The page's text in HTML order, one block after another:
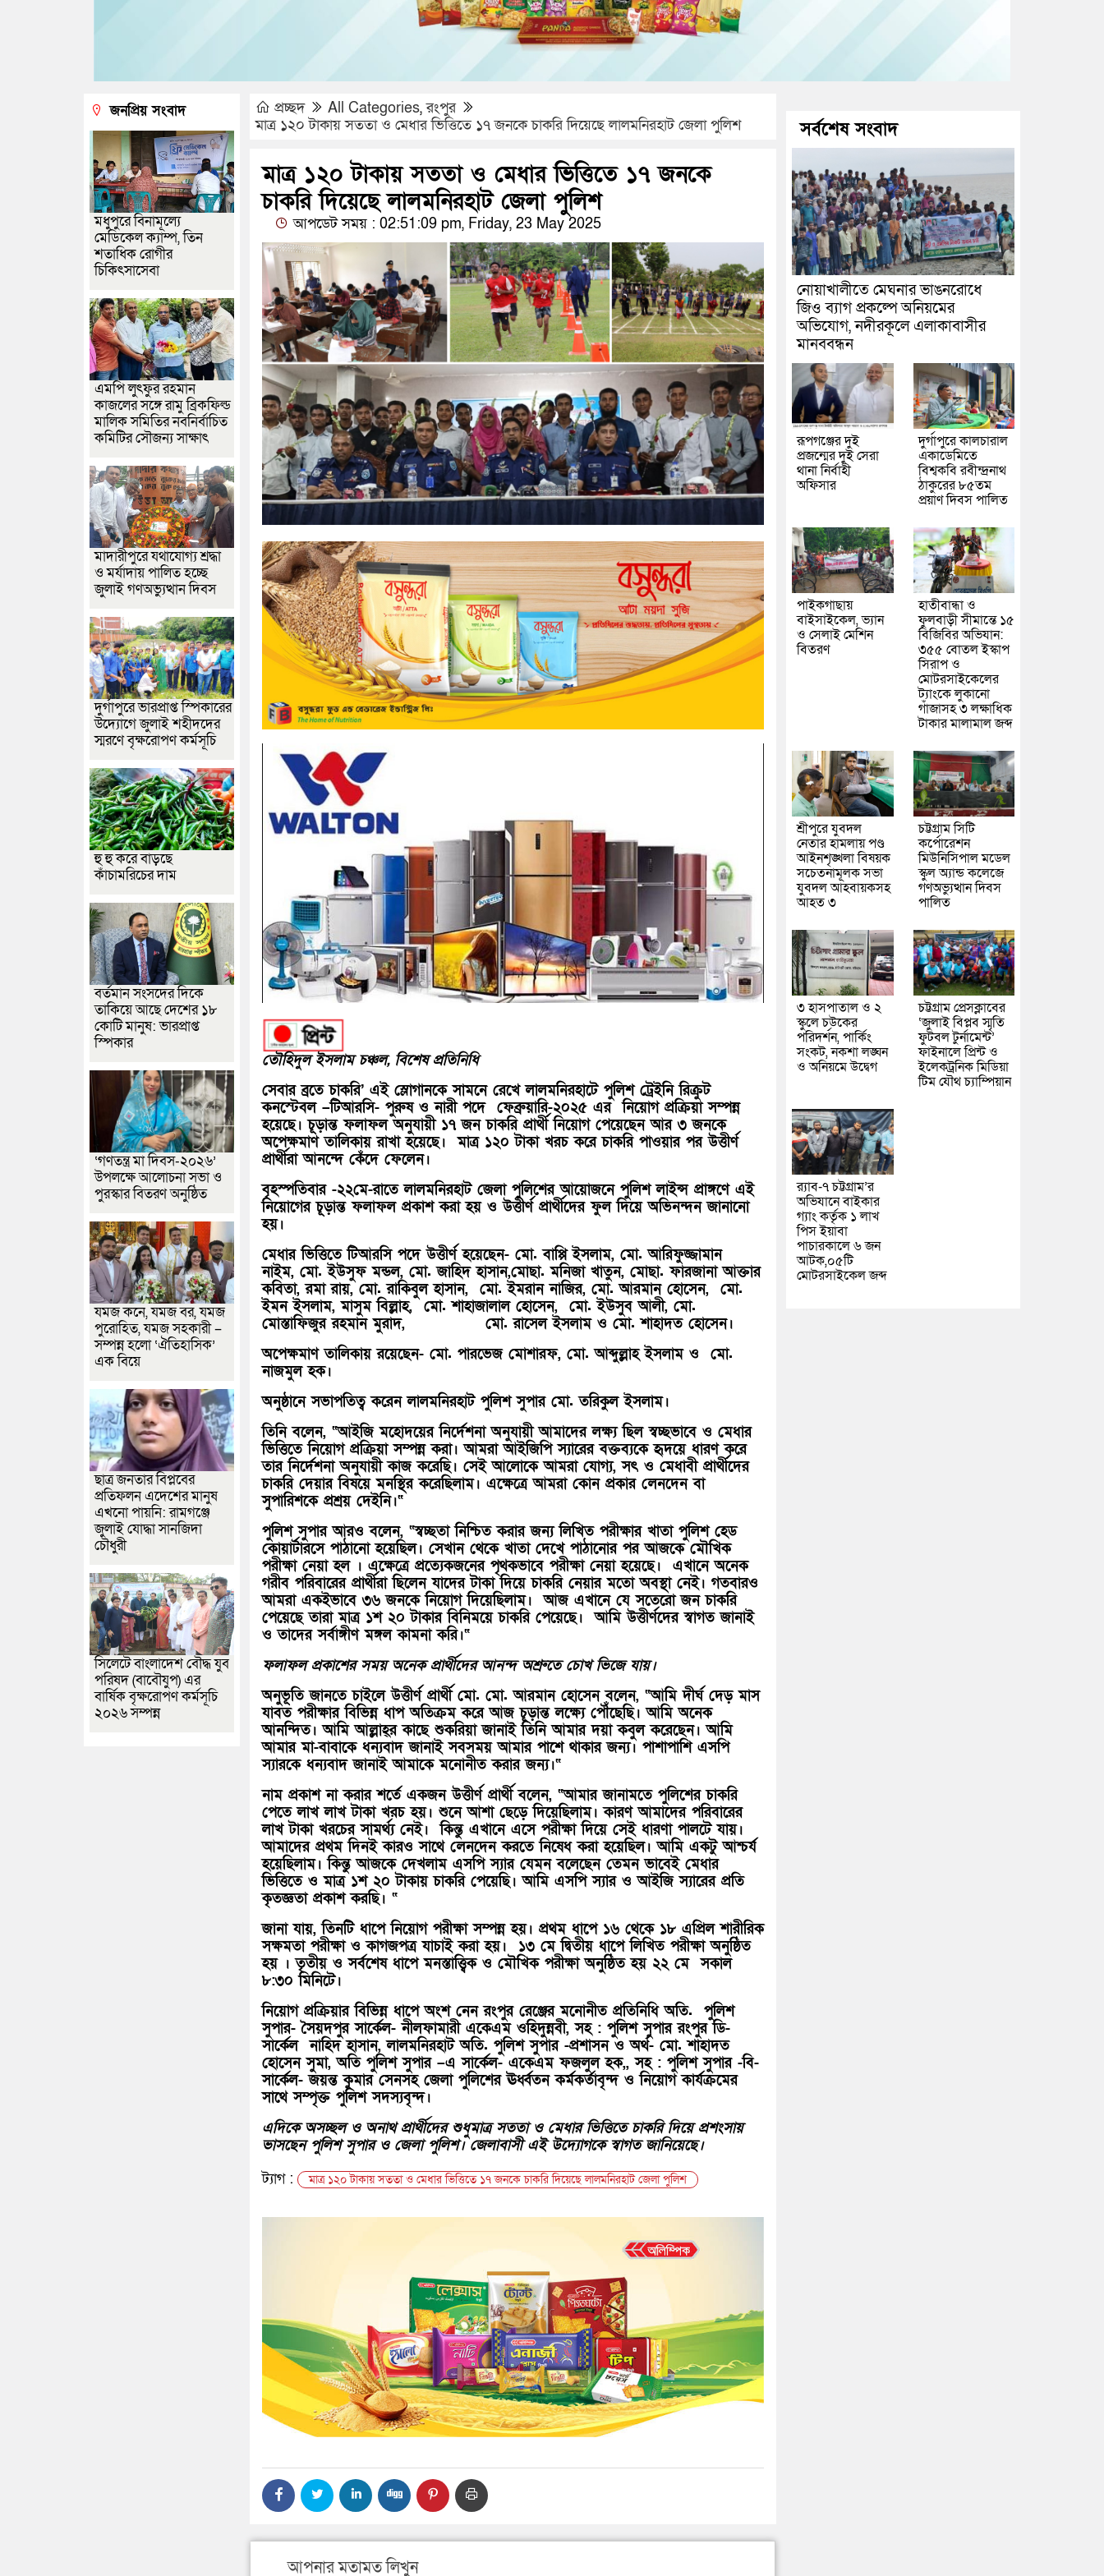
প্রচ্ছদ All Categories,রংপুর
মাত্র ১২০ টাকায় সততা ও মেধার ভিত্তিতে ১৭ জনকে চাকরি দিয়েছে লালমনিরহাট জেলা পুলিশ
মাত্র ১২০ টাকায় সততা ও মেধার ভিত্তিতে ১৭ জনকে
চাকরি দিয়েছে লালমনিরহাট জেলা পুলিশ
আপডেট সময় : 02:51:09 pm, Friday, 23 May 2025
তৌহিদুল ইসলাম চঞ্চল, বিশেষ প্রতিনিধি
সেবার ব্রতে চাকরি’ এই স্লোগানকে সামনে রেখে লালমনিরহাটে পুলিশ ট্রেইনি রিক্রুট
কনস্টেবল –টিআরসি- পুরুষ ও নারী পদে ফেব্রুয়ারি-২০২৫ এর নিয়োগ প্রক্রিয়া সম্পন্ন
হয়েছে। চূড়ান্ত ফলাফল অনুযায়ী ১৭ জন চাকরি প্রার্থী নিয়োগ পেয়েছেন আর ৩ জনকে
অপেক্ষমাণ তালিকায় রাখা হয়েছে। মাত্র ১২০ টাকা খরচ করে চাকরি পাওয়ার পর উত্তীর্ণ
প্রার্থীরা আনন্দে কেঁদে ফেলেন।
বৃহস্পতিবার -২২মে-রাতে লালমনিরহাট জেলা পুলিশের আয়োজনে পুলিশ লাইন্স প্রাঙ্গণে এই
নিয়োগের চূড়ান্ত ফলাফল প্রকাশ করা হয় ও উত্তীর্ণ প্রার্থীদের ফুল দিয়ে অভিনন্দন জানানো
হয়।
মেধার ভিত্তিতে টিআরসি পদে উত্তীর্ণ হয়েছেন- মো. বাপ্পি ইসলাম, মো. আরিফুজ্জামান
নাইম, মো. ইউসুফ মন্ডল, মো. জাহিদ হাসান,মোছা. মনিজা খাতুন, মোছা. ফারজানা আক্তার
কবিতা, রমা রায়, মো. রাকিবুল হাসান, মো. ইমরান নাজির, মো. আরমান হোসেন, মো.
ইমন ইসলাম, মাসুম বিল্লাহ, মো. শাহাজালাল হোসেন, মো. ইউসুব আলী, মো.
মোস্তাফিজুর রহমান মুরাদ, মো. রাসেল ইসলাম ও মো. শাহাদত হোসেন।
অপেক্ষমাণ তালিকায় রয়েছেন- মো. পারভেজ মোশারফ, মো. আব্দুল্লাহ ইসলাম ও মো.
নাজমুল হক।
অনুষ্ঠানে সভাপতিত্ব করেন লালমনিরহাট পুলিশ সুপার মো. তরিকুল ইসলাম।
তিনি বলেন, “আইজি মহোদয়ের নির্দেশনা অনুযায়ী আমাদের লক্ষ্য ছিল স্বচ্ছভাবে ও মেধার
ভিত্তিতে নিয়োগ প্রক্রিয়া সম্পন্ন করা। আমরা আইজিপি স্যারের বক্তব্যকে হৃদয়ে ধারণ করে
তার নির্দেশনা অনুযায়ী কাজ করেছি। সেই আলোকে আমরা যোগ্য, সৎ ও মেধাবী প্রার্থীদের
চাকরি দেয়ার বিষয়ে মনস্থির করেছিলাম। এক্ষেত্রে আমরা কোন প্রকার লেনদেন বা
সুপারিশকে প্রশ্রয় দেইনি।“
পুলিশ সুপার আরও বলেন, “স্বচ্ছতা নিশ্চিত করার জন্য লিখিত পরীক্ষার খাতা পুলিশ হেড
কোয়ার্টারসে পাঠানো হয়েছিল। সেখান থেকে খাতা দেখে পাঠানোর পর আজকে মৌখিক
পরীক্ষা নেয়া হল । এক্ষেত্রে প্রত্যেকজনের পৃথকভাবে পরীক্ষা নেয়া হয়েছে। এখানে অনেক
গরীব পরিবারের প্রার্থীরা ছিলেন যাদের টাকা দিয়ে চাকরি নেয়ার মতো অবস্থা নেই। গতবারও
আমরা একইভাবে ৩৬ জনকে নিয়োগ দিয়েছিলাম। আজ এখানে যে সতেরো জন চাকরি
পেয়েছে তারা মাত্র ১শ ২০ টাকার বিনিময়ে চাকরি পেয়েছে। আমি উত্তীর্ণদের স্বাগত জানাই
ও তাদের সর্বাঙ্গীণ মঙ্গল কামনা করি।“
ফলাফল প্রকাশের সময় অনেক প্রার্থীদের আনন্দ অশ্রুতে চোখ ভিজে যায়।
অনুভূতি জানতে চাইলে উত্তীর্ণ প্রার্থী মো. মো. আরমান হোসেন বলেন, “আমি দীর্ঘ দেড় মাস
যাবত পরীক্ষার বিভিন্ন ধাপ অতিক্রম করে আজ চূড়ান্ত লক্ষ্যে পৌঁছেছি। আমি অনেক
আনন্দিত। আমি আল্লাহ্‌র কাছে শুকরিয়া জানাই তিনি আমার দয়া কবুল করেছেন। আমি
আমার মা-বাবাকে ধন্যবাদ জানাই সবসময় আমার পাশে থাকার জন্য। পাশাপাশি এসপি
স্যারকে ধন্যবাদ জানাই আমাকে মনোনীত করার জন্য।“
নাম প্রকাশ না করার শর্তে একজন উত্তীর্ণ প্রার্থী বলেন, “আমার জানামতে পুলিশের চাকরি
পেতে লাখ লাখ টাকা খরচ হয়। শুনে আশা ছেড়ে দিয়েছিলাম। কারণ আমাদের পরিবারের
লাখ টাকা খরচের সামর্থ্য নেই। কিন্তু এখানে এসে পরীক্ষা দিয়ে সেই ধারণা পালটে যায়।
আমাদের প্রথম দিনই কারও সাথে লেনদেন করতে নিষেধ করা হয়েছিল। আমি একটু আশ্চর্য
হয়েছিলাম। কিন্তু আজকে দেখলাম এসপি স্যার যেমন বলেছেন তেমন ভাবেই মেধার
ভিত্তিতে ও মাত্র ১শ ২০ টাকায় চাকরি পেয়েছি। আমি এসপি স্যার ও আইজি স্যারের প্রতি
কৃতজ্ঞতা প্রকাশ করছি। “
জানা যায়, তিনটি ধাপে নিয়োগ পরীক্ষা সম্পন্ন হয়। প্রথম ধাপে ১৬ থেকে ১৮ এপ্রিল শারীরিক
সক্ষমতা পরীক্ষা ও কাগজপত্র যাচাই করা হয়। ১৩ মে দ্বিতীয় ধাপে লিখিত পরীক্ষা অনুষ্ঠিত
হয় । তৃতীয় ও সর্বশেষ ধাপে মনস্তাত্ত্বিক ও মৌখিক পরীক্ষা অনুষ্ঠিত হয় ২২ মে সকাল
৮:৩০ মিনিটে।
নিয়োগ প্রক্রিয়ার বিভিন্ন ধাপে অংশ নেন রংপুর রেঞ্জের মনোনীত প্রতিনিধি অতি. পুলিশ
সুপার- সৈয়দপুর সার্কেল- নীলফামারী একেএম ওহিদুন্নবী, সহ : পুলিশ সুপার রংপুর ডি-
সার্কেল নাহিদ হাসান, লালমনিরহাট অতি. পুলিশ সুপার -প্রশাসন ও অর্থ- মো. শাহাদত
হোসেন সুমা, অতি পুলিশ সুপার –এ সার্কেল- একেএম ফজলুল হক,, সহ : পুলিশ সুপার -বি-
সার্কেল- জয়ন্ত কুমার সেনসহ জেলা পুলিশের ঊর্ধ্বতন কর্মকর্তাবৃন্দ ও নিয়োগ কার্যক্রমের
সাথে সম্পৃক্ত পুলিশ সদস্যবৃন্দ।
এদিকে অসচ্ছল ও অনাথ প্রার্থীদের শুধুমাত্র সততা ও মেধার ভিত্তিতে চাকরি দিয়ে প্রশংসায়
ভাসছেন পুলিশ সুপার ও জেলা পুলিশ। জেলাবাসী এই উদ্যোগকে স্বাগত জানিয়েছে।
ট্যাগ :
মাত্র ১২০ টাকায় সততা ও মেধার ভিত্তিতে ১৭ জনকে চাকরি দিয়েছে লালমনিরহাট জেলা পুলিশ
আপনার মতামত লিখুন
জনপ্রিয় সংবাদ
মধুপুরে বিনামূল্যে
মেডিকেল ক্যাম্প, তিন
শতাধিক রোগীর
চিকিৎসাসেবা
এমপি লুৎফুর রহমান
কাজলের সঙ্গে রামু ব্রিকফিল্ড
মালিক সমিতির নবনির্বাচিত
কমিটির সৌজন্য সাক্ষাৎ
মাদারীপুরে যথাযোগ্য শ্রদ্ধা
ও মর্যাদায় পালিত হচ্ছে
জুলাই গণঅভ্যুত্থান দিবস
দুর্গাপুরে ভারপ্রাপ্ত স্পিকারের
উদ্যোগে জুলাই শহীদদের
স্মরণে বৃক্ষরোপণ কর্মসূচি
হু হু করে বাড়ছে
কাঁচামরিচের দাম
বর্তমান সংসদের দিকে
তাকিয়ে আছে দেশের ১৮
কোটি মানুষ: ভারপ্রাপ্ত
স্পিকার
‘গণতন্ত্র মা দিবস-২০২৬’
উপলক্ষে আলোচনা সভা ও
পুরস্কার বিতরণ অনুষ্ঠিত
যমজ কনে, যমজ বর, যমজ
পুরোহিত, যমজ সহকারী –
সম্পন্ন হলো ‘ঐতিহাসিক’
এক বিয়ে
ছাত্র জনতার বিপ্লবের
প্রতিফলন এদেশের মানুষ
এখনো পায়নি: রামগঞ্জে
জুলাই যোদ্ধা সানজিদা
চৌধুরী
সিলেটে বাংলাদেশ বৌদ্ধ যুব
পরিষদ (বাবৌযুপ) এর
বার্ষিক বৃক্ষরোপণ কর্মসূচি
২০২৬ সম্পন্ন
সর্বশেষ সংবাদ
নোয়াখালীতে মেঘনার ভাঙনরোধে
জিও ব্যাগ প্রকল্পে অনিয়মের
অভিযোগ, নদীরকূলে এলাকাবাসীর
মানববন্ধন
রূপগঞ্জের দুই
প্রজন্মের দুই সেরা
থানা নির্বাহী
অফিসার
দুর্গাপুরে কালচারাল
একাডেমিতে
বিশ্বকবি রবীন্দ্রনাথ
ঠাকুরের ৮৫তম
প্রয়াণ দিবস পালিত
পাইকগাছায়
বাইসাইকেল, ভ্যান
ও সেলাই মেশিন
বিতরণ
হাতীবান্ধা ও
ফুলবাড়ী সীমান্তে ১৫
বিজিবির অভিযান:
৩৫৫ বোতল ইস্কাপ
সিরাপ ও
মোটরসাইকেলের
ট্যাংকে লুকানো
গাঁজাসহ ৩ লক্ষাধিক
টাকার মালামাল জব্দ
শ্রীপুরে যুবদল
নেতার হামলায় পণ্ড
আইনশৃঙ্খলা বিষয়ক
সচেতনামূলক সভা
যুবদল আহবায়কসহ
আহত ৩
চট্টগ্রাম সিটি
কর্পোরেশন
মিউনিসিপাল মডেল
স্কুল অ্যান্ড কলেজে
গণঅভ্যুত্থান দিবস
পালিত
৩ হাসপাতাল ও ২
স্কুলে চউকের
পরিদর্শন, পার্কিং
সংকট, নকশা লঙ্ঘন
ও অনিয়মে উদ্বেগ
চট্টগ্রাম প্রেসক্লাবের
‘জুলাই বিপ্লব স্মৃতি
ফুটবল টুর্নামেন্ট’
ফাইনালে প্রিন্ট ও
ইলেকট্রনিক মিডিয়া
টিম যৌথ চ্যাম্পিয়ান
র‌্যাব-৭ চট্টগ্রাম’র
অভিযানে বাইকার
গ্যাং কর্তৃক ১ লাখ
পিস ইয়াবা
পাচারকালে ৬ জন
আটক,০৫টি
মোটরসাইকেল জব্দ